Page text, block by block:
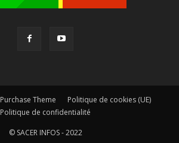
Purchase Theme
Politique de cookies (UE)
Politique de confidentialité
© SACER INFOS - 2022